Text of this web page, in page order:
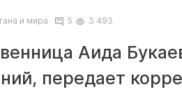
и мира 5 3 493
Аида
передает